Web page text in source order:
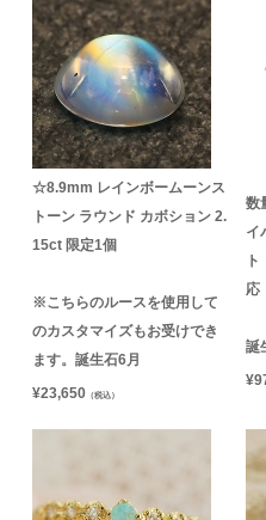
☆8.9mm レインボームーンス
トーン ラウンド カボション 2.
15ct 限定1個
※こちらのルースを使用して
のカスタマイズもお受けでき
ます。誕生石6月
¥23,650 （税込）
数
イ
応
誕
¥